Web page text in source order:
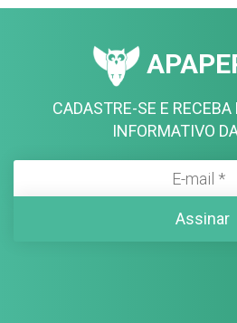
CADASTRE-SE E
INFORMATIVO